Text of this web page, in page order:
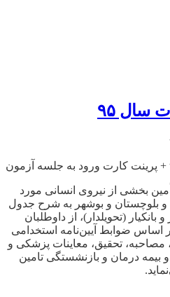
سال ۹۵
بخشی از نیروی انسانی مورد
و بلوچستان و بوشهر به شرح جدول
(تحویلدار)، از داوطلبان
اساس ضوابط آیین‌نامه استخدامی
تحقیق، معاینات پزشکی و
و بیمه درمان و بازنشستگی تامین